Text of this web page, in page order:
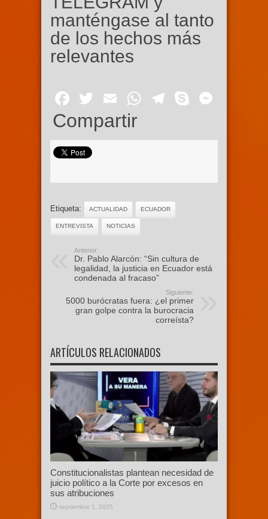
manténgase al tanto
de los hechos más
relevantes
Facebook
Twitter
EmailWhatsApp
Telegram
Skype
Compartir
Etiqueta: ACTUALIDAD ECUADOR
ENTREVISTA NOTICIAS
Anterior:
Dr. Pablo Alarcón: “Sin cultura de
legalidad, la justicia en Ecuador está
condenada al fracaso”
Siguiente:
5000 burócratas fuera: ¿el primer
gran golpe contra la burocracia
correísta?
ARTÍCULOS RELACIONADOS
Constitucionalistas plantean necesidad de
juicio político a la Corte por excesos en
sus atribuciones
septiembre 1, 2025